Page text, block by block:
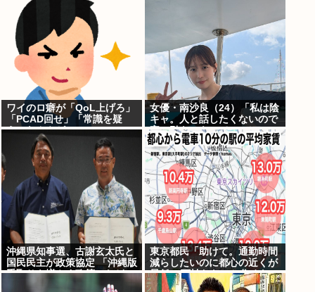
ワイのロ癖が「QoL上げろ」
「PCAD回せ」「常識を疑
え」なんやが
女優・南沙良（24）「私は陰
キャ。人と話したくないので
家に引きこもってPCでアニ
メを観ていたい」
沖縄県知事選、古謝玄太氏と
国民民主が政策協定 「沖縄版
手取りを増やす政策」など5
東京都民「助けて。通勤時間
減らしたいのに都心の近くが
最低10万払わないと住めない
の」